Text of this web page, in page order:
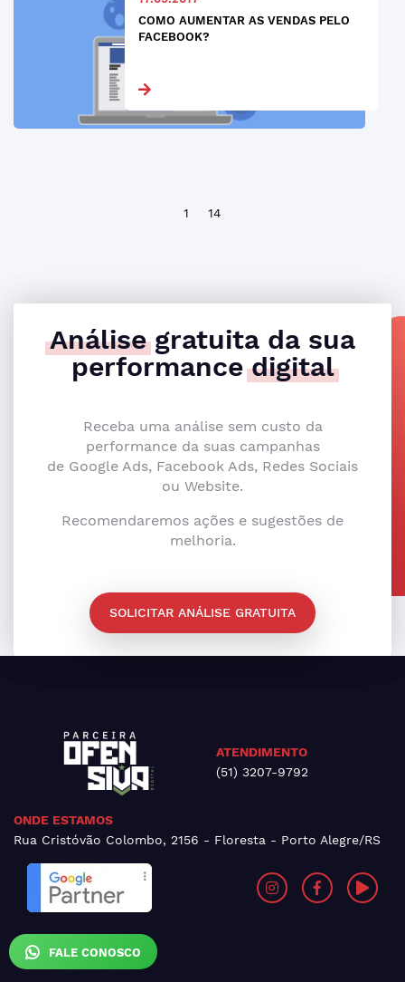
FALE CONOSCO
COMO AUMENTAR AS VENDAS PELO
FACEBOOK?
1 14
Análisegratuita da sua
performancedigital
Receba uma análise sem custo da
performance da suas campanhas
de Google Ads, Facebook Ads, Redes Sociais
ou Website.
Recomendaremos ações e sugestões de
melhoria.
SOLICITAR ANÁLISE GRATUITA
ATENDIMENTO
(51) 3207-9792
ONDE ESTAMOS
Rua Cristóvão Colombo, 2156 - Floresta - Porto Alegre/RS